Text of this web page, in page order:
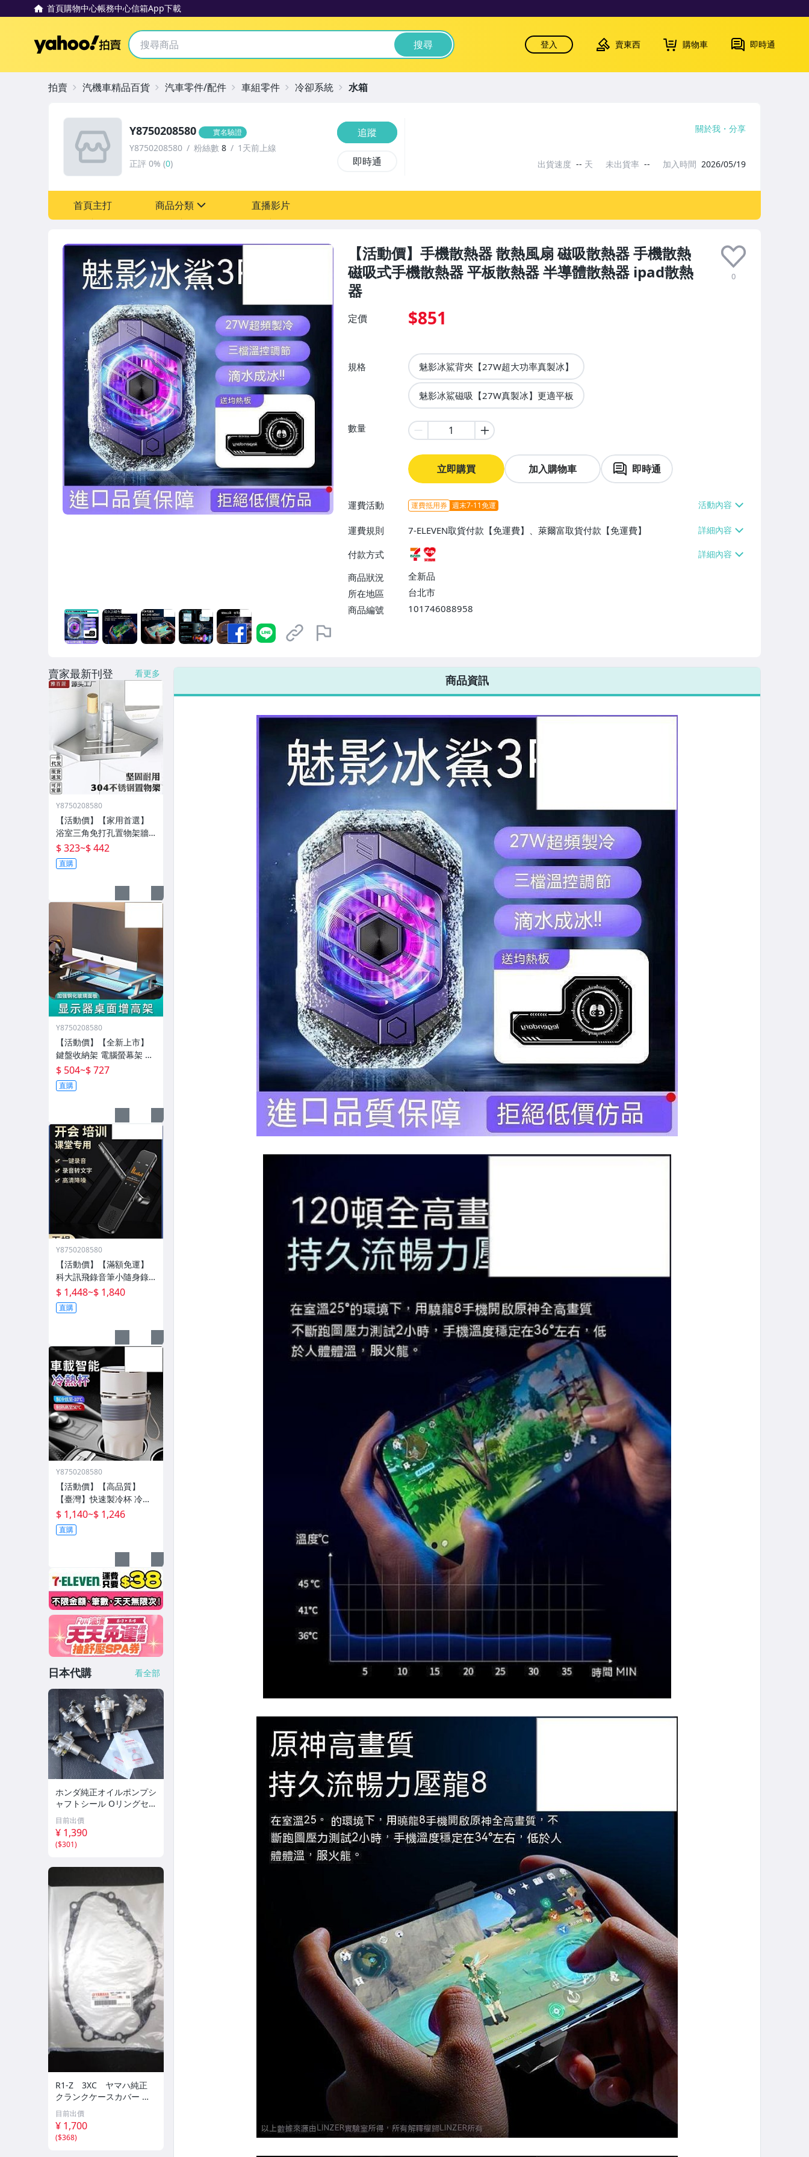
首頁購物中心帳務中心信箱App下載
Yahoo拍賣 搜尋 登入 賣東西 購物車 即時通
【活動價】手機散熱器 散熱風扇 磁吸散熱器 手機散熱
磁吸式手機散熱器 平板散熱器 半導體散熱器 ipad散熱
器
0
定價 $851
規格 魅影冰鯊背夾【27W超大功率真製冰】
魅影冰鯊磁吸【27W真製冰】更適平板
數量
立即購買 加入購物車 即時通
運費活動 運費抵用券 週末7-11免運
運費規則
7-ELEVEN取貨付款【免運費】、萊爾富取貨付款【免運費】
付款方式
商品狀況
全新品
所在地區
台北市
商品編號
101746088958
Y8750208580 實名驗證
Y8750208580 粉絲數 8
1天前上線
正評 0% (0)
追蹤
即時通
關於我 分享
出貨速度 -- 天 未出貨率 -- 加入時間 2026/05/19
首頁主打 商品分類
圖書/影音/文具
古董、藝術與礦石
手機、配件與通訊
美容保養與彩妝
電腦、平板與周邊
相機、攝影與周邊
運動、戶外與休閒
嬰幼兒與孕婦
汽機車精品百貨
居家、家具與園藝
手錶與飾品配件
女包精品與女鞋
家電與影音視聽
直播影片
拍賣 汽機車精品百貨 汽車零件/配件 車組零件 冷卻系統 水箱
商品資訊
賣家最新刊登 看更多
Y8750208580
【活動價】【家用首選】
浴室三角免打孔置物架牆
壁架子壁掛分層置物架衛
生間轉角架三角籃
$ 323~$ 442
直購
Y8750208580
【活動價】【全新上市】
鍵盤收納架 電腦螢幕架 電
腦增高架 電腦架 置物增高
架 桌面電腦架 螢幕增高架
螢幕收納架 臺式
$ 504~$ 727
直購
Y8750208580
【活動價】【滿額免運】
科大訊飛錄音筆小隨身錄
音器播放器設備神器專業
高清降噪轉文字超
$ 1,448~$ 1,840
直購
Y8750208580
【活動價】【高品質】
【臺灣】快速製冷杯 冷熱
雙用杯 保溫杯 辦公室水杯
保冰杯 製冷水杯 車載水杯
充電水杯 恆溫杯 半
$ 1,140~$ 1,246
直購
日本代購 看全部
ホンダ純正オイルポンプシ
ャフトシール Oリングセ
ット スーパーディオ ライ
ブディオ キャノピー ジャ
イロ DIO ZX 白煙 ゴム
目前出價
¥ 1,390
($301)
R1-Z 3XC ヤマハ純正
クランクケースカバー ガ
スケット 新品未使用
目前出價
¥ 1,700
($368)